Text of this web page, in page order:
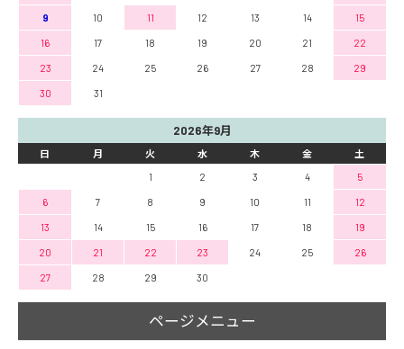
9 10 11 12 13 14 15
16 17 18 19 20 21 22
23 24 25 26 27 28 29
30 31
2026年9月
日 月 火 水 木 金
土
1
2 3 4 5
6 7 8 9 10 11 12
13 14 15 16 17 18 19
20 21 22 23 24 25 26
27 28 29 30
ページメニュー